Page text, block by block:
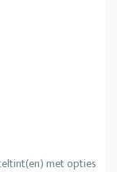
met opties